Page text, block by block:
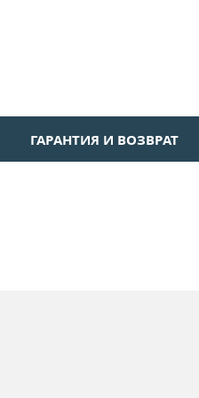
ГАРАНТИЯ И ВОЗВРАТ